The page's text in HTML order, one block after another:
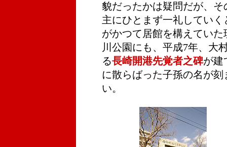
貌だったかは疑問だが、
主にひとまず一礼してい
がかつて居館を構えてい
川公園にも、平成7年、大
る長崎開港先覚者之碑が建
に散らばった子孫の名が
い。